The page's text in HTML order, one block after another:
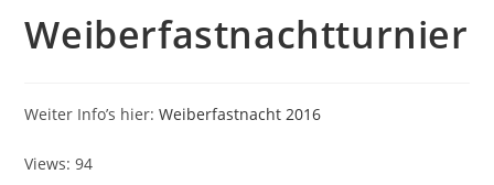
Weiberfastnachtturnier
Weiter Info’s hier:Weiberfastnacht 2016
Views: 94